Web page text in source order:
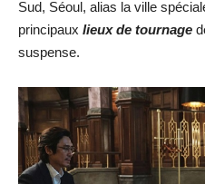
Sud, Séoul, alias la ville
principaux lieux de tournage
suspense.